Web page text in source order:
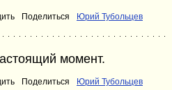
Поделиться Юрий Тубольцев
момент.
Поделиться Юрий Тубольцев